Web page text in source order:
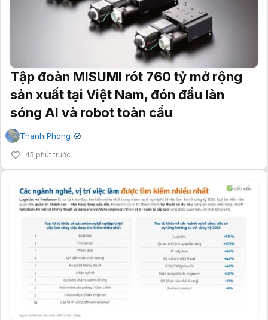
Tập đoàn MISUMI rót 760 tỷ mở rộng
sản xuất tại Việt Nam, đón đầu làn
sóng AI và robot toàn cầu
Thanh Phong ✔
45 phút trước